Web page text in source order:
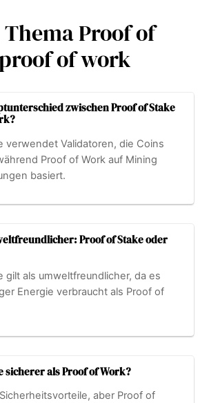
Thema Proof of
of work
zwischen Proof of Stake
verwendet Validatoren, die Coins
Proof of Work auf Mining
basiert.
Proof of Stake oder
gilt als umweltfreundlicher, da es
Energie verbraucht als Proof of
sicherer als Proof of Work?
aber Proof of